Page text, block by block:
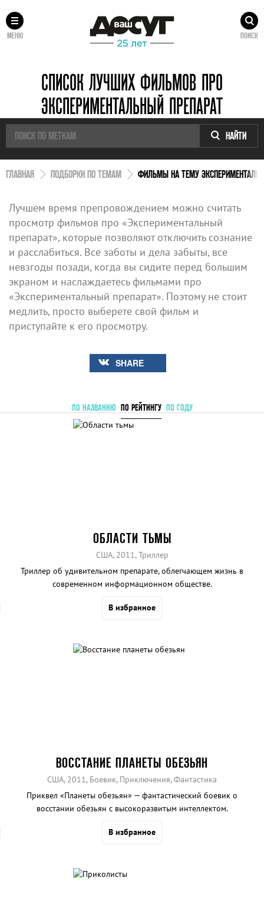
МЕНЮ ПОИСК
СПИСОК ЛУЧШИХ ФИЛЬМОВ ПРО
ЭКСПЕРИМЕНТАЛЬНЫЙ ПРЕПАРАТ
НАЙТИ
ГЛАВНАЯ ПОДБОРКИ ПО ТЕМАМ ФИЛЬМЫ НА ТЕМУ
Лучшем время препровождением можно считать
просмотр фильмов про «Экспериментальный
препарат», которые позволяют отключить сознание
и расслабиться. Все заботы и дела забыты, все
невзгоды позади, когда вы сидите перед большим
экраном и наслаждаетесь фильмами про
«Экспериментальный препарат». Поэтому не стоит
медлить, просто выберете свой фильм и
приступайте к его просмотру.
SHARE
ПО НАЗВАНИЮ ПО РЕЙТИНГУ ПО ГОДУ
ОБЛАСТИ ТЬМЫ
США, 2011, Триллер
Триллер об удивительном препарате, облегчающем жизнь в
современном информационном обществе.
В избранное
ВОССТАНИЕ ПЛАНЕТЫ ОБЕЗЬЯН
США, 2011, Боевик, Приключения, Фантастика
Приквел «Планеты обезьян» — фантастический боевик о
восстании обезьян с высокоразвитым интеллектом.
В избранное